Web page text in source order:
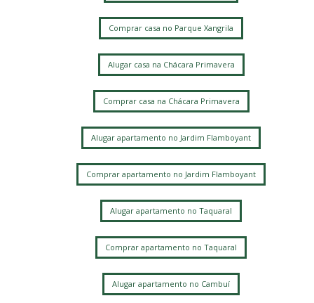
Comprar casa no Parque Xangrila
Alugar casa na Chácara Primavera
Comprar casa na Chácara Primavera
Alugar apartamento no Jardim Flamboyant
Comprar apartamento no Jardim Flamboyant
Alugar apartamento no Taquaral
Comprar apartamento no Taquaral
Alugar apartamento no Cambuí